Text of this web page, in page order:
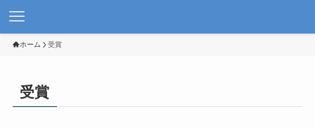
ホーム 受賞
受賞